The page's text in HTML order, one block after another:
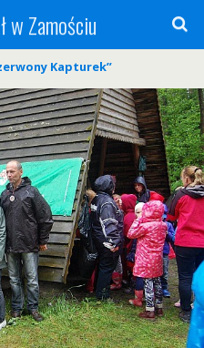
w Zamościu
Kapturek”